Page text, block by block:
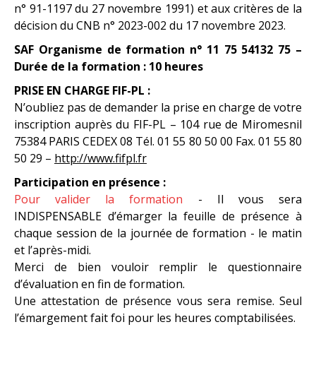
n° 91-1197 du 27 novembre 1991) et aux critères de la
décision du CNB n° 2023-002 du 17 novembre 2023.
SAF Organisme de formation n° 11 75 54132 75 –
Durée de la formation : 10 heures
PRISE EN CHARGE FIF-PL :
N’oubliez pas de demander la prise en charge de votre
inscription auprès du FIF-PL – 104 rue de Miromesnil
75384 PARIS CEDEX 08 Tél. 01 55 80 50 00 Fax. 01 55 80
50 29 – http://www.fifpl.fr
Participation en présence :
Pour valider la formation - Il vous sera
INDISPENSABLE d’émarger la feuille de présence à
chaque session de la journée de formation - le matin
et l’après-midi.
Merci de bien vouloir remplir le questionnaire
d’évaluation en fin de formation.
Une attestation de présence vous sera remise. Seul
l’émargement fait foi pour les heures comptabilisées.